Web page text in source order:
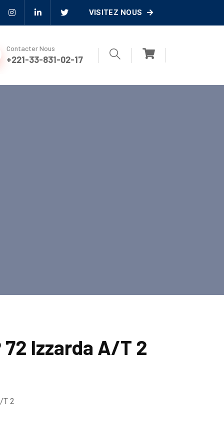
VISITEZ NOUS
Contacter Nous
+221-33-831-02-17
72 Izzarda A/T 2
T 2